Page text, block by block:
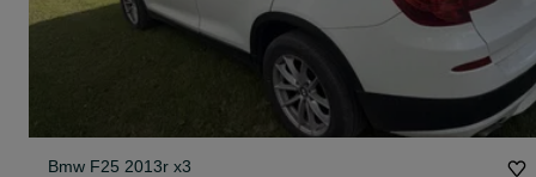
Bmw F25 2013r x3